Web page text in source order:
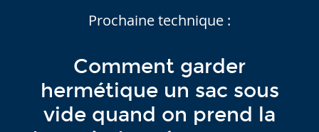
Prochaine technique :
Comment garder
hermétique un sac sous
vide quand on prend la